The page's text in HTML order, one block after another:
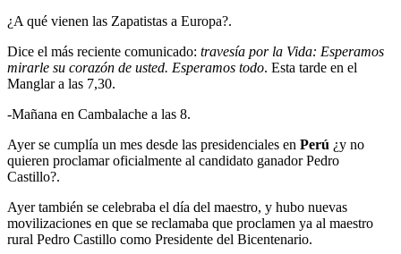
¿A qué vienen las Zapatistas a Europa?.
Dice el más reciente comunicado: travesía por la Vida: Esperamos
mirarle su corazón de usted. Esperamos todo. Esta tarde en el
Manglar a las 7,30.
-Mañana en Cambalache a las 8.
Ayer se cumplía un mes desde las presidenciales en Perú ¿y no
quieren proclamar oficialmente al candidato ganador Pedro
Castillo?.
Ayer también se celebraba el día del maestro, y hubo nuevas
movilizaciones en que se reclamaba que proclamen ya al maestro
rural Pedro Castillo como Presidente del Bicentenario.